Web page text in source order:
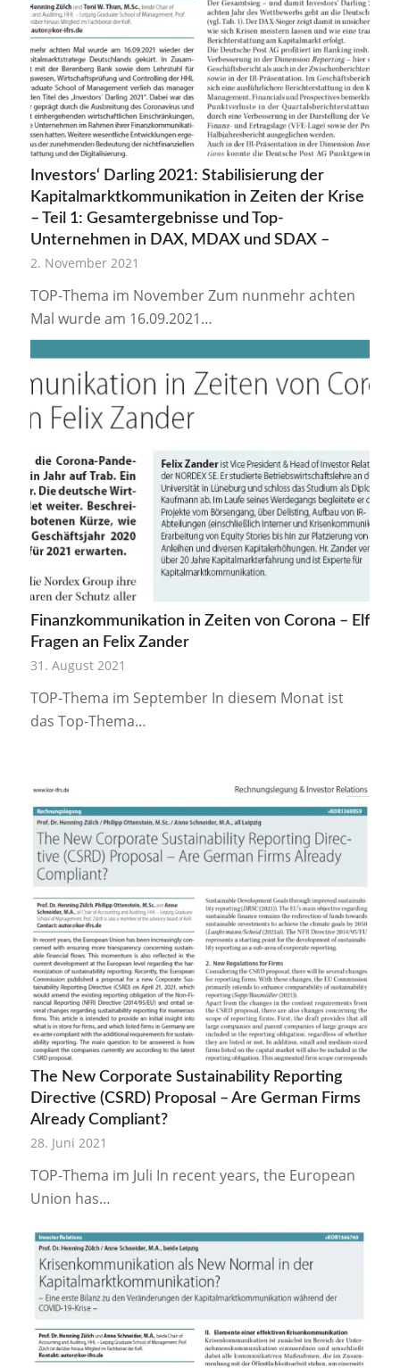
Investors‘ Darling 2021: Stabilisierung der
Kapitalmarktkommunikation in Zeiten der Krise
– Teil 1: Gesamtergebnisse und Top-
Unternehmen in DAX, MDAX und SDAX –
2. November 2021
TOP-Thema im November Zum nunmehr achten
Mal wurde am 16.09.2021…
Finanzkommunikation in Zeiten von Corona – Elf
Fragen an Felix Zander
31. August 2021
TOP-Thema im September In diesem Monat ist
das Top-Thema…
The New Corporate Sustainability Reporting
Directive (CSRD) Proposal – Are German Firms
Already Compliant?
28. Juni 2021
TOP-Thema im Juli In recent years, the European
Union has…